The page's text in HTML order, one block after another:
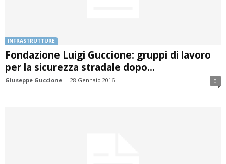
INFRASTRUTTURE
Fondazione Luigi Guccione: gruppi di lavoro
per la sicurezza stradale dopo...
Giuseppe Guccione - 28 Gennaio 2016 0